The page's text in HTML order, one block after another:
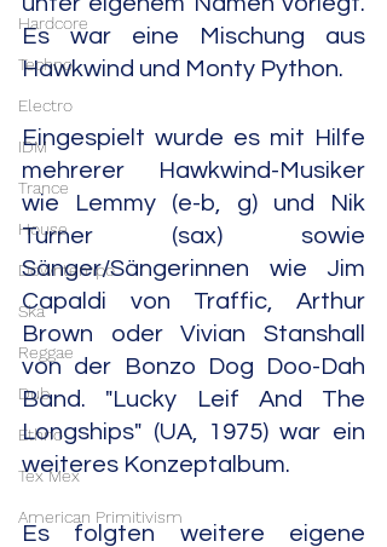
Hardcore
Techno
Electro
IDM
Trance
House
Downtempo
Ska
Reggae
Dub
Ethno
Tex Mex
American Primitivism
Es war eine Mischung aus
Hawkwind und Monty Python.
Eingespielt wurde es mit Hilfe
mehrerer Hawkwind-Musiker
wie Lemmy (e-b, g) und Nik
Turner (sax) sowie
Sänger/Sängerinnen wie Jim
Capaldi von Traffic, Arthur
Brown oder Vivian Stanshall
von der Bonzo Dog Doo-Dah
Band. "Lucky Leif And The
Longships" (UA, 1975) war ein
weiteres Konzeptalbum.
Es folgten weitere eigene